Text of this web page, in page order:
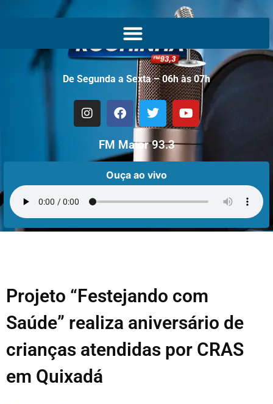
De Segunda a Sexta – 06h às 07h
FM Maior 93.3
Ouça ao vivo
Projeto “Festejando com
Saúde” realiza aniversário de
crianças atendidas por CRAS
em Quixadá